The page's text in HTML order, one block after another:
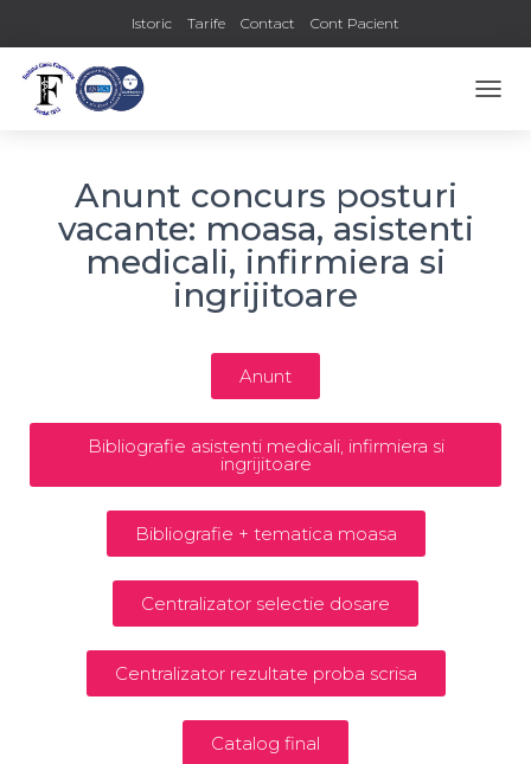
Istoric Tarife Contact Cont Pacient
Anunt concurs posturi
vacante: moasa, asistenti
medicali, infirmiera si
ingrijitoare
Anunt
Bibliografie asistenti medicali, infirmiera si
ingrijitoare
Bibliografie + tematica moasa
Centralizator selectie dosare
Centralizator rezultate proba scrisa
Catalog final